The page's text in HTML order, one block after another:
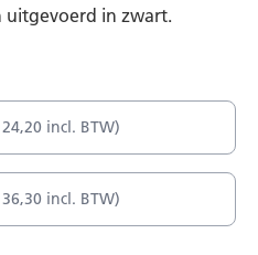
in zwart.